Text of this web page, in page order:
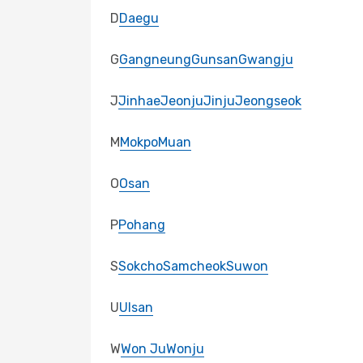
DDaegu
GGangneungGunsanGwangju
JJinhaeJeonjuJinjuJeongseok
MMokpoMuan
OOsan
PPohang
SSokchoSamcheokSuwon
UUlsan
WWon JuWonju